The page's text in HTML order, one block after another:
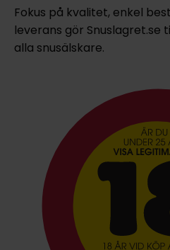
Fokus på kvalitet, enkel
leverans gör Snuslagret.se
alla snusälskare.